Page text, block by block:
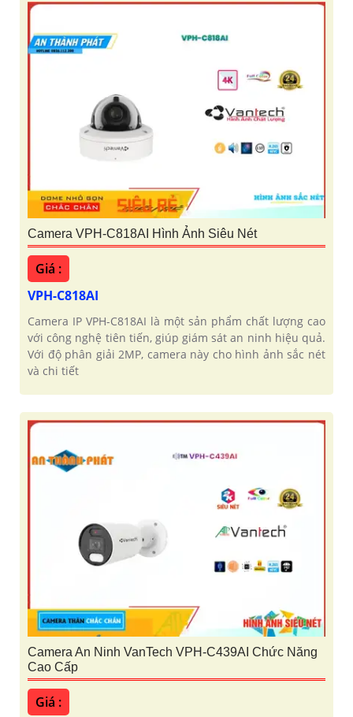
Camera VPH-C818AI Hình Ảnh Siêu Nét
Giá :
VPH-C818AI
Camera IP VPH-C818AI là một sản phẩm chất lượng cao
với công nghệ tiên tiến, giúp giám sát an ninh hiệu quả.
Với độ phân giải 2MP, camera này cho hình ảnh sắc nét
và chi tiết
Camera An Ninh VanTech VPH-C439AI Chức Năng
Cao Cấp
Giá :